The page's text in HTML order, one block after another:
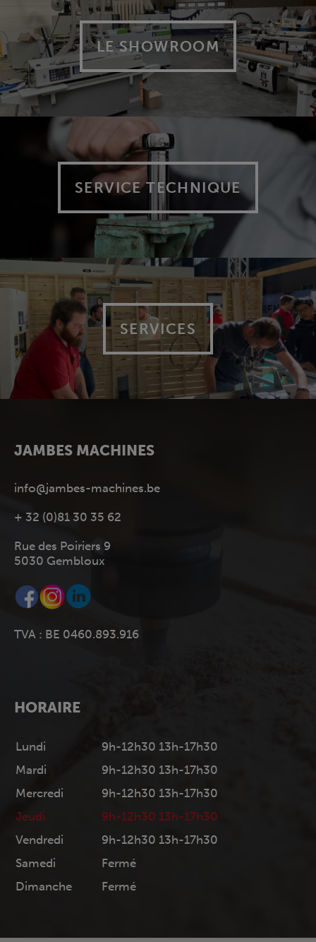
LE SHOWROOM
SERVICE TECHNIQUE
SERVICES
JAMBES MACHINES
info@jambes-machines.be
+ 32 (0)81 30 35 62
Rue des Poiriers 9
5030 Gembloux
TVA : BE 0460.893.916
HORAIRE
Lundi
9h-12h30 13h-17h30
Mardi
9h-12h30 13h-17h30
Mercredi
9h-12h30 13h-17h30
Jeudi
9h-12h30 13h-17h30
Vendredi
9h-12h30 13h-17h30
Samedi
Fermé
Dimanche
Fermé